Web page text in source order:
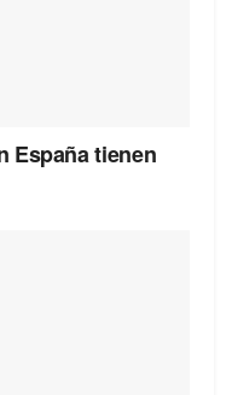
España tienen